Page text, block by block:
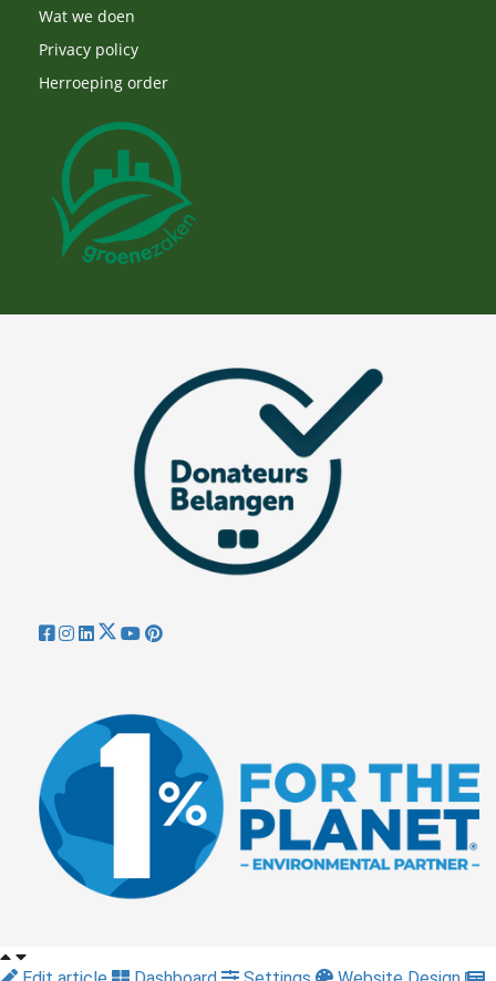
Wat we doen
Privacy policy
Herroeping order